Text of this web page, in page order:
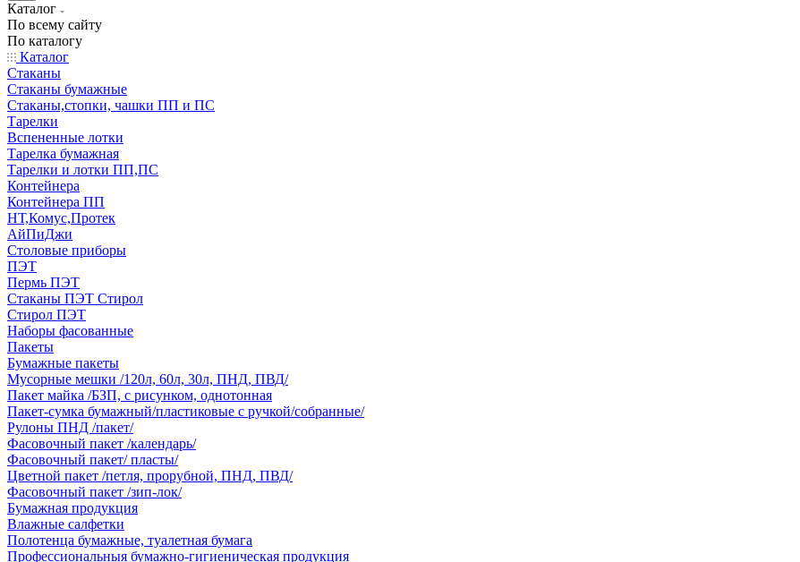
Каталог
По всему сайту
По каталогу
Каталог
Стаканы
Стаканы бумажные
Стаканы,стопки, чашки ПП и ПС
Тарелки
Вспененные лотки
Тарелка бумажная
Тарелки и лотки ПП,ПС
Контейнера
Контейнера ПП
НТ,Комус,Протек
АйПиДжи
Столовые приборы
ПЭТ
Пермь ПЭТ
Стаканы ПЭТ Стирол
Стирол ПЭТ
Наборы фасованные
Пакеты
Бумажные пакеты
Мусорные мешки /120л, 60л, 30л, ПНД, ПВД/
Пакет майка /БЗП, с рисунком, однотонная
Пакет-сумка бумажный/пластиковые с ручкой/собранные/
Рулоны ПНД /пакет/
Фасовочный пакет /календарь/
Фасовочный пакет/ пласты/
Цветной пакет /петля, прорубной, ПНД, ПВД/
Фасовочный пакет /зип-лок/
Бумажная продукция
Влажные салфетки
Полотенца бумажные, туалетная бумага
Профессиональныя бумажно-гигиеническая продукция